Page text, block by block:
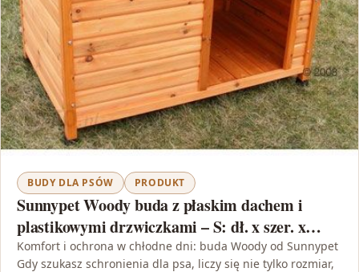
BUDY DLA PSÓW PRODUKT
Sunnypet Woody buda z płaskim dachem i
plastikowymi drzwiczkami – S: dł. x szer. x
wys.: 85 x 57 x 58 cm
Komfort i ochrona w chłodne dni: buda Woody od Sunnypet
Gdy szukasz schronienia dla psa, liczy się nie tylko rozmiar,